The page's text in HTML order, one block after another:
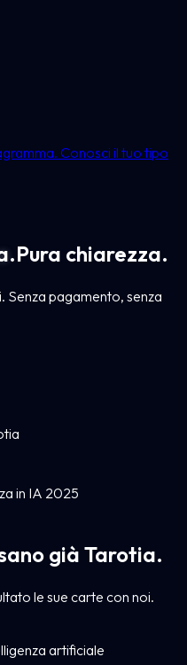
Conosci il tuo tipo
Pura chiarezza.
Senza pagamento, senza
in IA 2025
già Tarotia.
le sue carte con noi.
artificiale